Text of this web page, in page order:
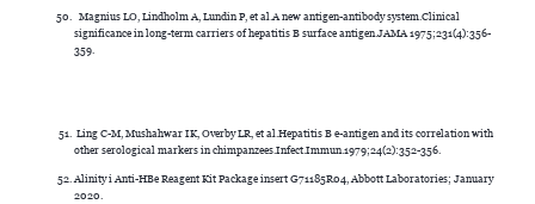
Magnius LO, Lindholm A, Lundin P, et al.A new antigen-antibody system.Clinical
significance in long-term carriers of hepatitis B surface antigen.JAMA 1975;231(4):356-
359.
Ling C-M, Mushahwar IK, Overby LR, et al.Hepatitis B e-antigen and its correlation with
other serological markers in chimpanzees.Infect.Immun.1979;24(2):352-356.
Alinity i Anti-HBe Reagent Kit Package insert G71185R04, Abbott Laboratories; January
2020.